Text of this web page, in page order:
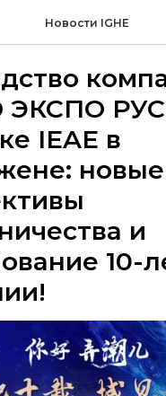
Новости IGHE
IEAE в
новые
и
10-